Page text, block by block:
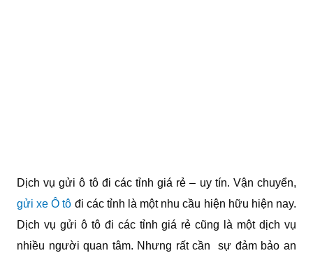
Dịch vụ gửi ô tô đi các tỉnh giá rẻ – uy tín. Vận chuyển,
gửi xe Ô tô đi các tỉnh là một nhu cầu hiện hữu hiện nay.
Dịch vụ gửi ô tô đi các tỉnh giá rẻ cũng là một dịch vụ
nhiều người quan tâm. Nhưng rất cần sự đảm bảo an